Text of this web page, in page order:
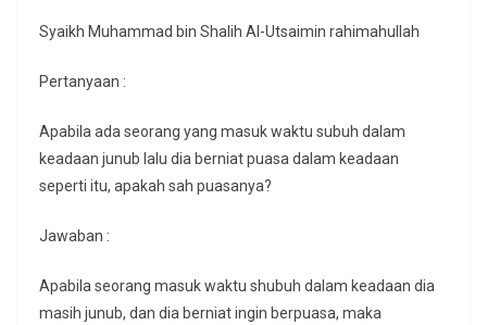
Syaikh Muhammad bin Shalih Al-Utsaimin rahimahullah
Pertanyaan :
Apabila ada seorang yang masuk waktu subuh dalam
keadaan junub lalu dia berniat puasa dalam keadaan
seperti itu, apakah sah puasanya?
Jawaban :
Apabila seorang masuk waktu shubuh dalam keadaan dia
masih junub, dan dia berniat ingin berpuasa, maka